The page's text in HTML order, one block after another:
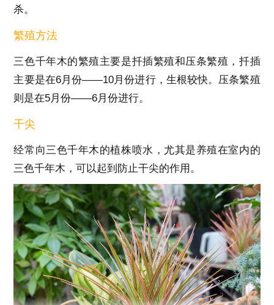
杀。
繁殖方法
三色千年木的繁殖主要是扦插繁殖和压条繁殖，扦插
主要是在6月份——10月份进行，生根较快。压条繁殖
则是在5月份——6月份进行。
干尖
经常向三色千年木的植株喷水，尤其是养殖在室内的
三色千年木，可以起到防止干尖的作用。